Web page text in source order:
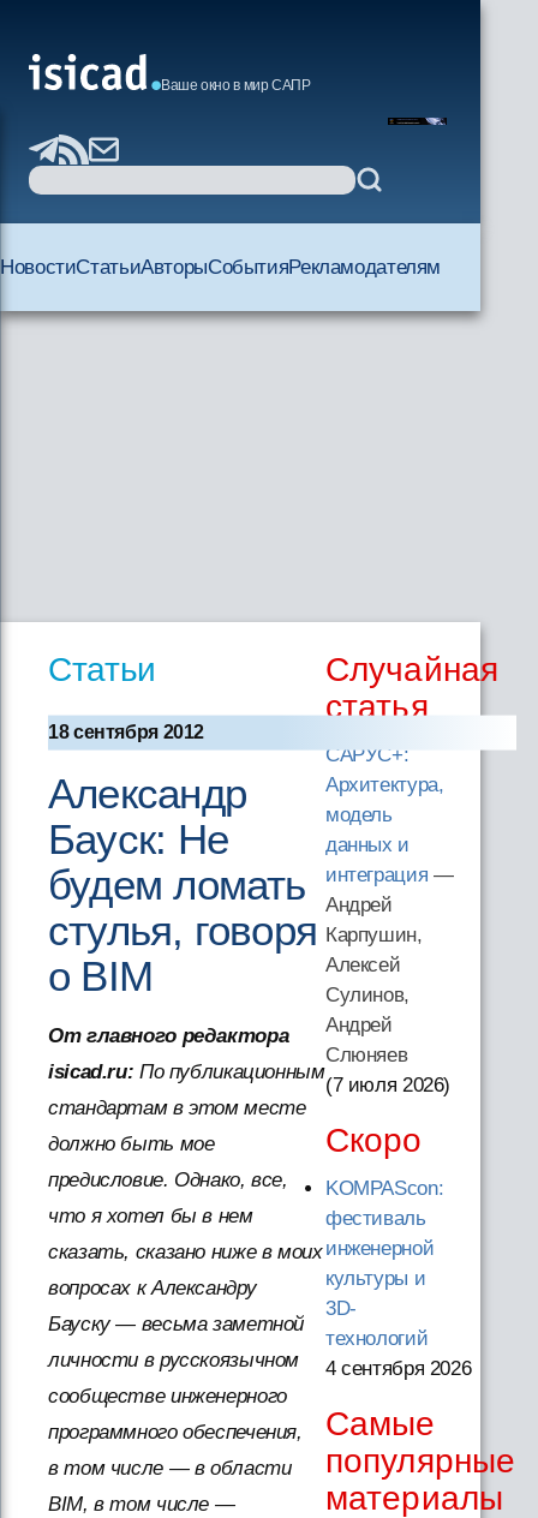
Ваше окно в мир САПР
НовостиСтатьиАвторыСобытияРекламодателям
Статьи
18 сентября 2012
Александр
Бауск: Не
будем ломать
стулья, говоря
о BIM
От главного редактора
isicad.ru: По публикационным
стандартам в этом месте
должно быть мое
предисловие. Однако, все,
что я хотел бы в нем
сказать, сказано ниже в моих
вопросах к Александру
Бауску — весьма заметной
личности в русскоязычном
сообществе инженерного
программного обеспечения,
в том числе — в области
BIM, в том числе —
Случайная
статья
САРУС+:
Архитектура,
модель
данных и
интеграция —
Андрей
Карпушин,
Алексей
Сулинов,
Андрей
Слюняев
(7 июля 2026)
Скоро
KOMPAScon:
фестиваль
инженерной
культуры и
3D-
технологий
4 сентября 2026
Самые
популярные
материалы